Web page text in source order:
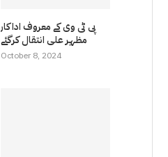
پی ٹی وی کے معروف اداکار
مظہر علی انتقال کرگئے
October 8, 2024